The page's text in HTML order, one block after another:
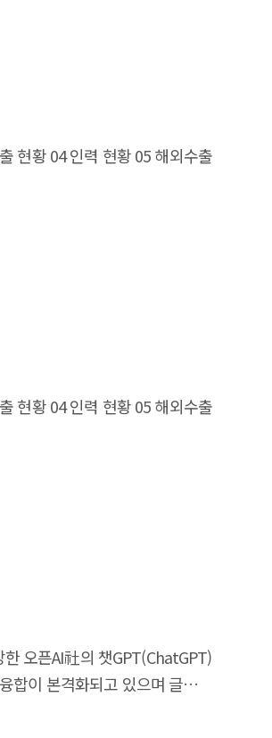
현황 04 인력 현황 05 해외수출
현황 04 인력 현황 05 해외수출
오픈AI社의 챗GPT(ChatGPT)
이 본격화되고 있으며 글로벌
른 사회적 부작용 등 AI에 대한